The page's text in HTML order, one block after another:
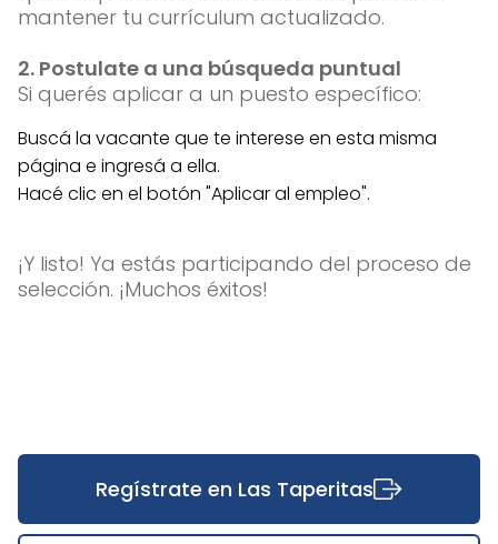
mantener tu currículum actualizado.
2. Postulate a una búsqueda puntual
Si querés aplicar a un puesto específico:
Buscá la vacante que te interese en esta misma
página e ingresá a ella.
Hacé clic en el botón "Aplicar al empleo".
¡Y listo! Ya estás participando del proceso de
selección. ¡Muchos éxitos!
Regístrate en Las Taperitas